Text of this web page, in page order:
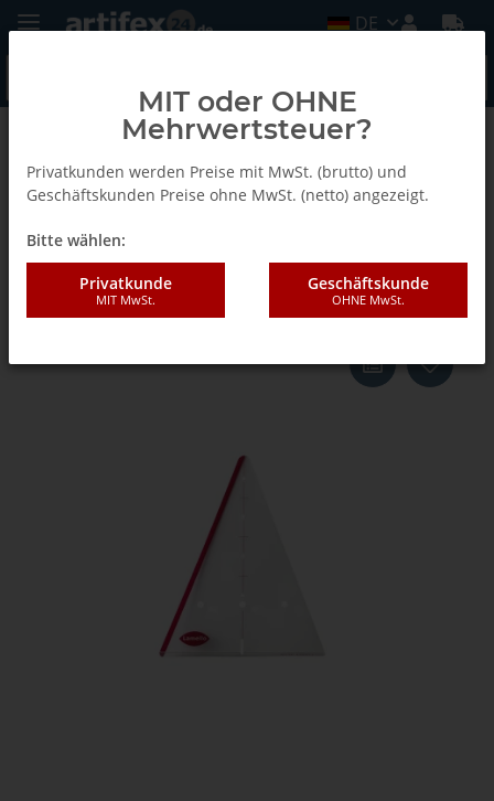
DE
Zurück zur Liste Einbauwerkzeuge
Lamello Divario Anreisslehre
Kunststoff
MIT oder OHNE
Mehrwertsteuer?
Privatkunden werden Preise mit MwSt. (brutto) und
Geschäftskunden Preise ohne MwSt. (netto) angezeigt.
Bitte wählen:
Privatkunde
MIT MwSt.
Geschäftskunde
OHNE MwSt.